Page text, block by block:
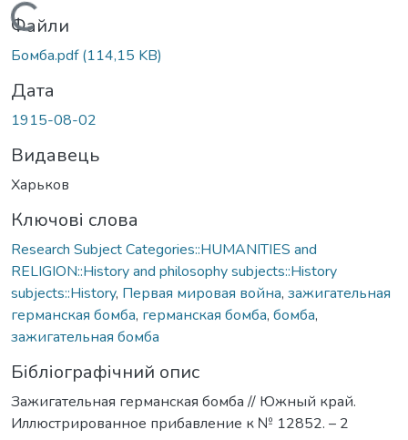
Вантажиться...
Файли
Бомба.pdf(114,15 KB)
Дата
1915-08-02
Видавець
Харьков
Ключові слова
Research Subject Categories::HUMANITIES and
RELIGION::History and philosophy subjects::History
subjects::History, Первая мировая война, зажигательная
германская бомба, германская бомба, бомба,
зажигательная бомба
Бібліографічний опис
Зажигательная германская бомба // Южный край.
Иллюстрированное прибавление к № 12852. – 2